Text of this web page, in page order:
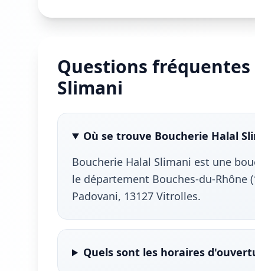
Questions
Slimani
Où se trouve Boucherie Halal
Boucherie Halal Slimani est une
le département Bouches-du-Rhône
Padovani, 13127 Vitrolles.
Quels sont les horaires